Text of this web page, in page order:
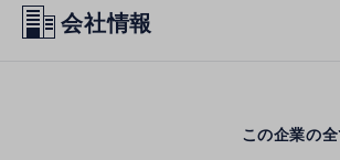
会社情報
この企業の